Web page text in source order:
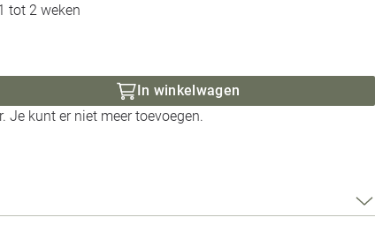
Alle
tot 2 weken
In winkelwagen
Je kunt er niet meer toevoegen.